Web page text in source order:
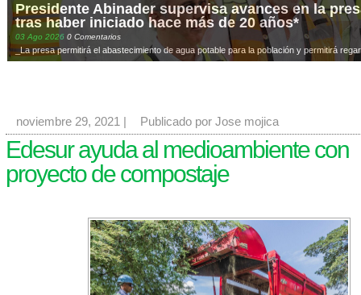
Presidente Abinader supervisa avances en la
tras haber iniciado hace más de 20 años*
03 Ago 2026 0 Comentarios
_La presa permitirá el abastecimiento de agua potable para la población y permitirá
noviembre 29, 2021 Publicado por Jose mojica
Edesur ayuda al medioambiente con
proyecto de compostaje